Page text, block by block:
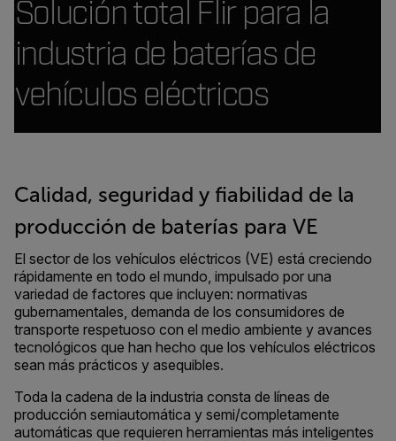
Solución total Flir para la
industria de baterías de
vehículos eléctricos
Calidad, seguridad y fiabilidad de la
producción de baterías para VE
El sector de los vehículos eléctricos (VE) está creciendo
rápidamente en todo el mundo, impulsado por una
variedad de factores que incluyen: normativas
gubernamentales, demanda de los consumidores de
transporte respetuoso con el medio ambiente y avances
tecnológicos que han hecho que los vehículos eléctricos
sean más prácticos y asequibles.
Toda la cadena de la industria consta de líneas de
producción semiautomática y semi/completamente
automáticas que requieren herramientas más inteligentes